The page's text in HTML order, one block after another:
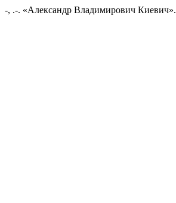
-, .-. «Александр Владимирович Киевич».